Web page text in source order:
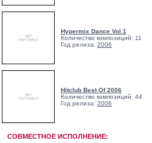
Hypermix Dance Vol.1
Количество композиций: 11
Год релиза: 2006
Hitclub Best Of 2006
Количество композиций: 44
Год релиза: 2006
СОВМЕСТНОЕ ИСПОЛНЕНИЕ: